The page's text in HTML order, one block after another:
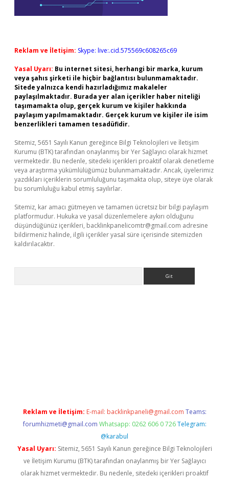
Reklam ve İletişim: Skype: live:.cid.575569c608265c69
Yasal Uyarı: Bu internet sitesi, herhangi bir marka, kurum
veya şahıs şirketi ile hiçbir bağlantısı bulunmamaktadır.
Sitede yalnızca kendi hazırladığımız makaleler
paylaşılmaktadır. Burada yer alan içerikler haber niteliği
taşımamakta olup, gerçek kurum ve kişiler hakkında
paylaşım yapılmamaktadır. Gerçek kurum ve kişiler ile isim
benzerlikleri tamamen tesadüfidir.
Sitemiz, 5651 Sayılı Kanun gereğince Bilgi Teknolojileri ve İletişim
Kurumu (BTK) tarafından onaylanmış bir Yer Sağlayıcı olarak hizmet
vermektedir. Bu nedenle, sitedeki içerikleri proaktif olarak denetleme
veya araştırma yükümlülüğümüz bulunmamaktadır. Ancak, üyelerimiz
yazdıkları içeriklerin sorumluluğunu taşımakta olup, siteye üye olarak
bu sorumluluğu kabul etmiş sayılırlar.
Sitemiz, kar amacı gütmeyen ve tamamen ücretsiz bir bilgi paylaşım
platformudur. Hukuka ve yasal düzenlemelere aykırı olduğunu
düşündüğünüz içerikleri, backlinkpanelicomtr@gmail.com adresine
bildirmeniz halinde, ilgili içerikler yasal süre içerisinde sitemizden
kaldırılacaktır.
Reklam ve İletişim: E-mail: backlinkpaneli@gmail.com Teams:
forumhizmeti@gmail.com Whatsapp: 0262 606 0 726 Telegram:
@karabul
Yasal Uyarı: Sitemiz, 5651 Sayılı Kanun gereğince Bilgi Teknolojileri
ve İletişim Kurumu (BTK) tarafından onaylanmış bir Yer Sağlayıcı
olarak hizmet vermektedir. Bu nedenle, sitedeki içerikleri proaktif